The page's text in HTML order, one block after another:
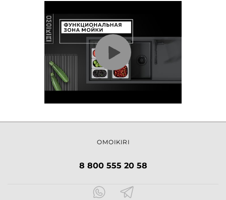
OMOIKIRI
8 800 555 20 58